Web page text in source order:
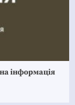
інформація